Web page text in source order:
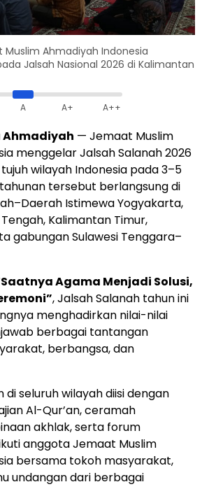
Muslim Ahmadiyah Indonesia
Jalsah Nasional 2026 di Kalimantan
A A+ A++
Ahmadiyah — Jemaat Muslim
menggelar Jalsah Salanah 2026
wilayah Indonesia pada 3–5
tersebut berlangsung di
Istimewa Yogyakarta,
Kalimantan Timur,
gabungan Sulawesi Tenggara–
Agama Menjadi Solusi,
, Jalsah Salanah tahun ini
menghadirkan nilai-nilai
berbagai tantangan
berbangsa, dan
di seluruh wilayah diisi dengan
Al-Qur’an, ceramah
akhlak, serta forum
anggota Jemaat Muslim
bersama tokoh masyarakat,
undangan dari berbagai